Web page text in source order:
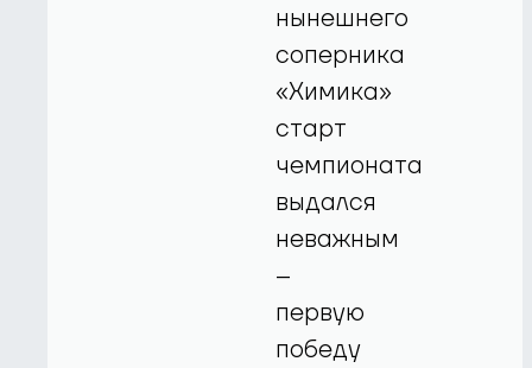
нынешнего
соперника
«Химика»
старт
чемпионата
выдался
неважным
–
первую
победу